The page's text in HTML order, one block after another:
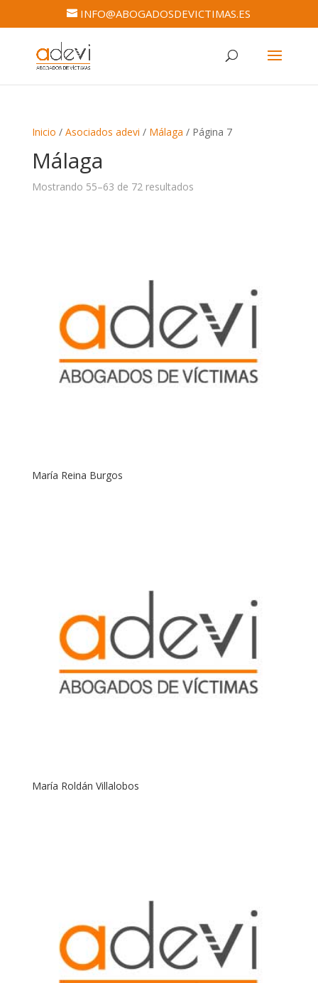
INFO@ABOGADOSDEVICTIMAS.ES
Inicio / Asociados adevi / Málaga / Página 7
Málaga
Mostrando 55–63 de 72 resultados
María Reina Burgos
María Roldán Villalobos